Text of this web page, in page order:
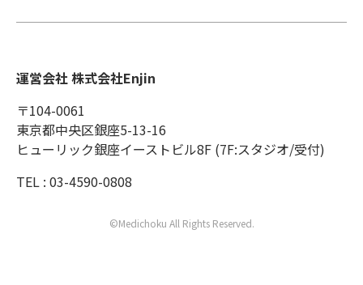
運営会社 株式会社Enjin
〒104-0061
東京都中央区銀座5-13-16
ヒューリック銀座イーストビル8F (7F:スタジオ/受付)
TEL : 03-4590-0808
©Medichoku All Rights Reserved.